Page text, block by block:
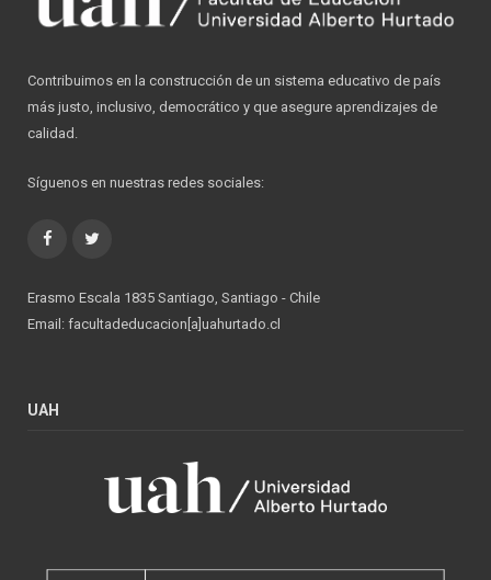
Contribuimos en la construcción de un sistema educativo de país
más justo, inclusivo, democrático y que asegure aprendizajes de
calidad.
Síguenos en nuestras redes sociales:
Facebook
Erasmo Escala 1835 Santiago, Santiago - Chile
Email: facultadeducacion[a]uahurtado.cl
UAH